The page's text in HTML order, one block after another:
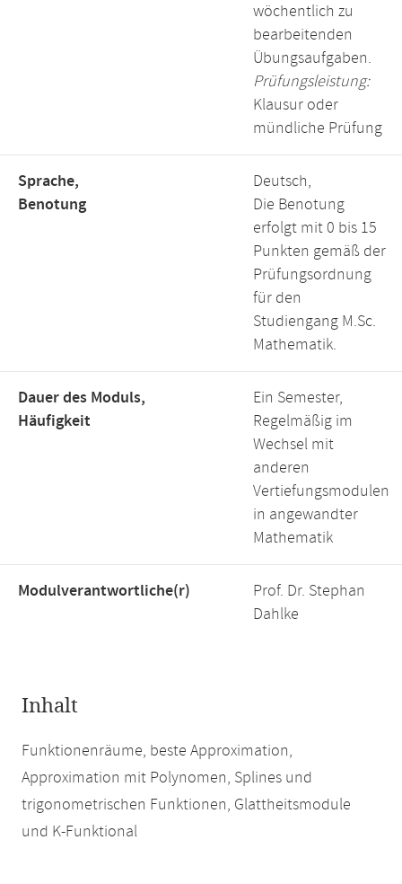
wöchentlich zu
bearbeitenden
Übungsaufgaben.
Prüfungsleistung:
Klausur oder
mündliche Prüfung
Sprache,
Benotung
Deutsch,
Die Benotung
erfolgt mit 0 bis 15
Punkten gemäß der
Prüfungsordnung
für den
Studiengang M.Sc.
Mathematik.
Dauer des Moduls,
Häufigkeit
Ein Semester,
Regelmäßig im
Wechsel mit
anderen
Vertiefungsmodulen
in angewandter
Mathematik
Modulverantwortliche(r)
Prof. Dr. Stephan
Dahlke
Inhalt
Funktionenräume, beste Approximation,
Approximation mit Polynomen, Splines und
trigonometrischen Funktionen, Glattheitsmodule
und K-Funktional